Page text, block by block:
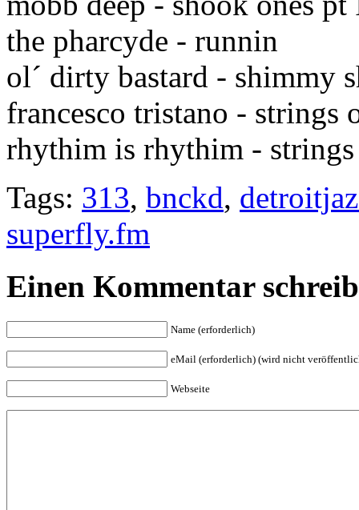
the pharcyde - runnin
ol´ dirty bastard - shimmy
francesco tristano -
rhythim is rhythim -
Tags: 313, bnckd,
superfly.fm
Einen Kommentar
Name (erforderlich)
eMail (erforderlich) (wird nicht
Webseite